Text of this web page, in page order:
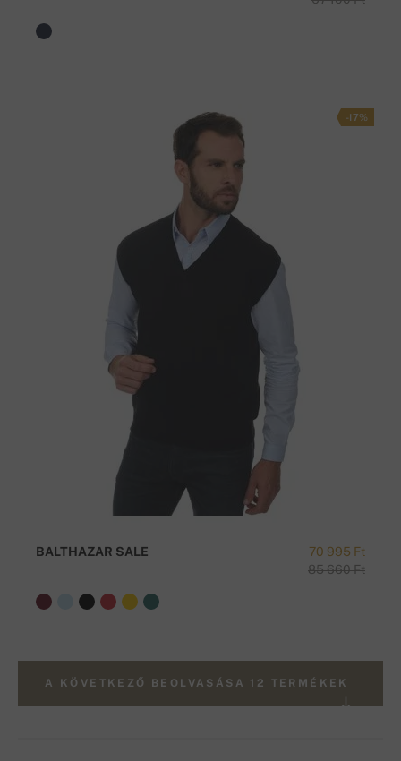
-17%
70 995 Ft
85 660 Ft
BALTHAZAR SALE
A KÖVETKEZŐ BEOLVASÁSA 12 TERMÉKEK